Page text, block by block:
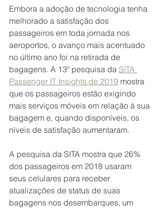
Embora a adoção de tecnologia tenha
melhorado a satisfação dos
passageiros em toda jornada nos
aeroportos, o avanço mais acentuado
no último ano foi na retirada de
bagagens. A 13º pesquisa da SITA
Passenger IT Insights de 2019 mostra
que os passageiros estão exigindo
mais serviços móveis em relação à sua
bagagem e, quando disponíveis, os
níveis de satisfação aumentaram.
A pesquisa da SITA mostra que 26%
dos passageiros em 2018 usaram
seus celulares para receber
atualizações de status de suas
bagagens nos desembarques, um